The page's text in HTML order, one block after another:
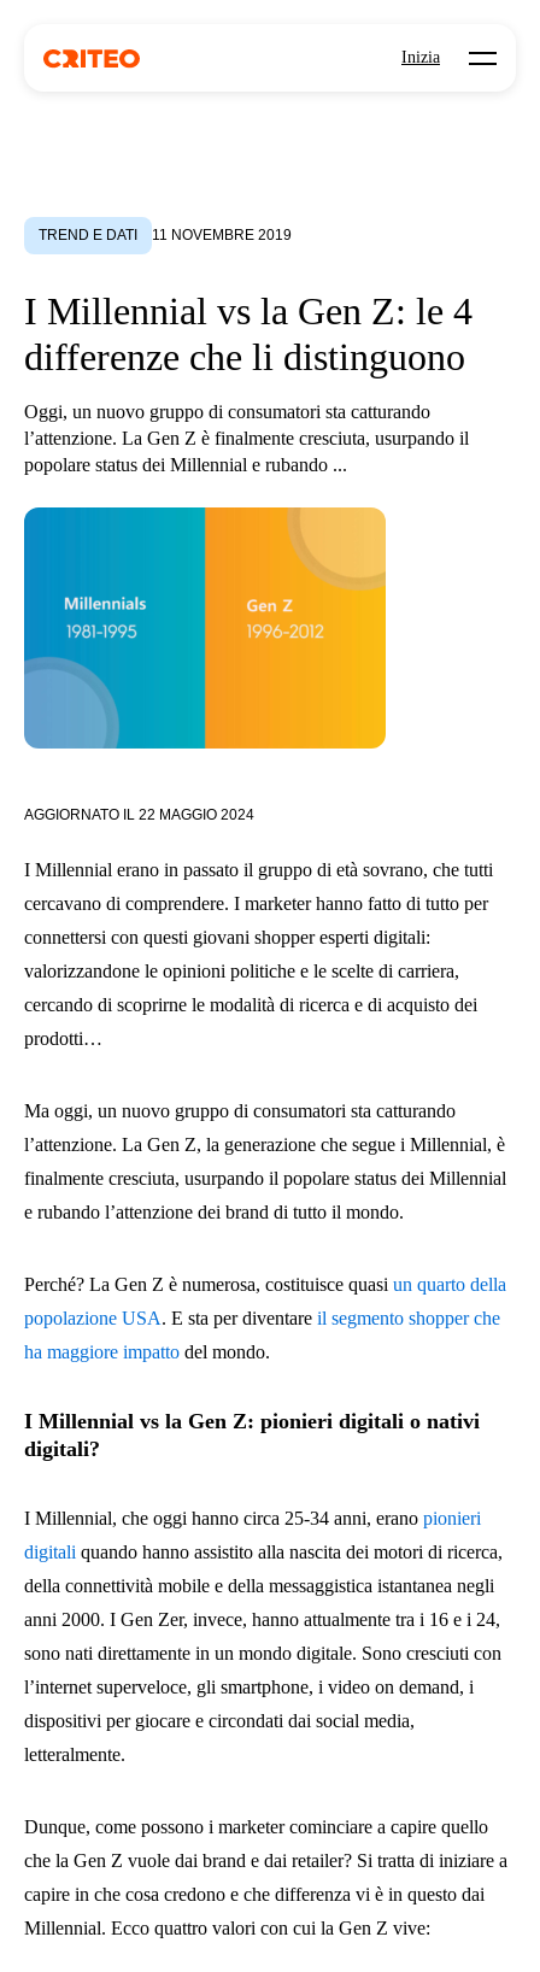
Inizia Open
TREND E DATI 11 NOVEMBRE 2019
I Millennial vs la Gen Z: le 4
differenze che li distinguono
Oggi, un nuovo gruppo di consumatori sta catturando
l’attenzione. La Gen Z è finalmente cresciuta, usurpando il
popolare status dei Millennial e rubando ...
AGGIORNATO IL 22 MAGGIO 2024
I Millennial erano in passato il gruppo di età sovrano, che tutti
cercavano di comprendere. I marketer hanno fatto di tutto per
connettersi con questi giovani shopper esperti digitali:
valorizzandone le opinioni politiche e le scelte di carriera,
cercando di scoprirne le modalità di ricerca e di acquisto dei
prodotti…
Ma oggi, un nuovo gruppo di consumatori sta catturando
l’attenzione. La Gen Z, la generazione che segue i Millennial, è
finalmente cresciuta, usurpando il popolare status dei Millennial
e rubando l’attenzione dei brand di tutto il mondo.
Perché? La Gen Z è numerosa, costituisce quasi un quarto della
popolazione USA. E sta per diventare il segmento shopper che
ha maggiore impatto del mondo.
I Millennial vs la Gen Z: pionieri digitali o nativi
digitali?
I Millennial, che oggi hanno circa 25-34 anni, erano pionieri
digitali quando hanno assistito alla nascita dei motori di ricerca,
della connettività mobile e della messaggistica istantanea negli
anni 2000. I Gen Zer, invece, hanno attualmente tra i 16 e i 24,
sono nati direttamente in un mondo digitale. Sono cresciuti con
l’internet superveloce, gli smartphone, i video on demand, i
dispositivi per giocare e circondati dai social media,
letteralmente.
Dunque, come possono i marketer cominciare a capire quello
che la Gen Z vuole dai brand e dai retailer? Si tratta di iniziare a
capire in che cosa credono e che differenza vi è in questo dai
Millennial. Ecco quattro valori con cui la Gen Z vive: